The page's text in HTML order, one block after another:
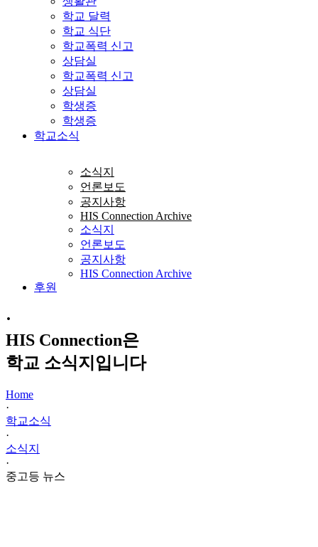
학교 달력
학교 식단
학교폭력 신고
상담실
학교폭력 신고
상담실
학생증
학생증
학교소식
소식지
언론보도
공지사항
HIS Connection Archive
소식지
언론보도
공지사항
HIS Connection Archive
후원
·
HIS Connection은
학교 소식지입니다
Home
·
학교소식
·
소식지
·
중고등 뉴스